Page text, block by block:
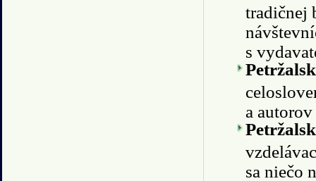
tradičnej
s
a
sa niečo